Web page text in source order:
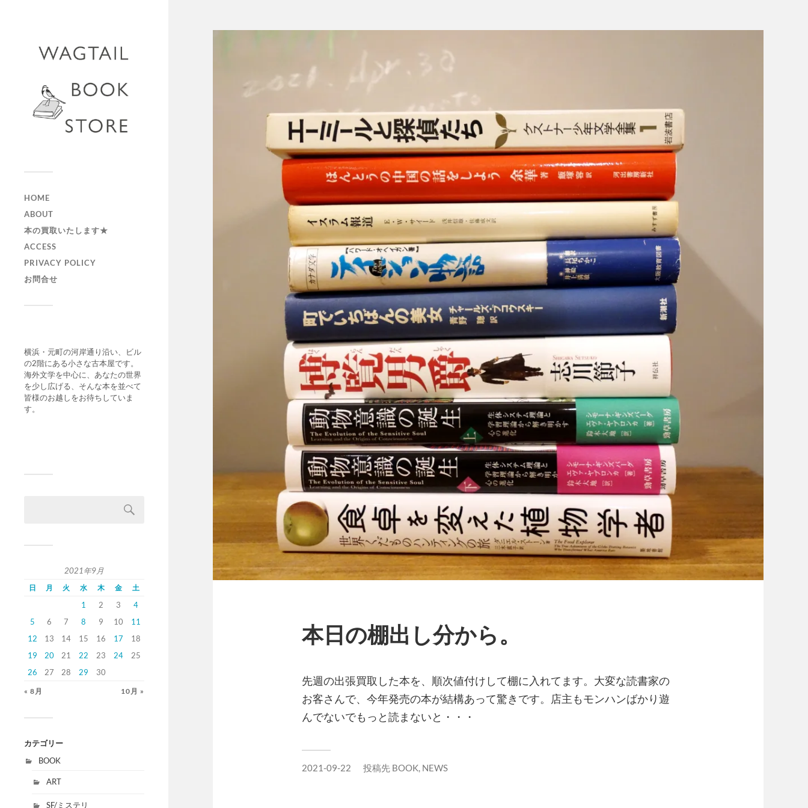
HOME
ABOUT
本の買取いたします★
ACCESS
PRIVACY POLICY
お問合せ
横浜・元町の河岸通り沿い、ビル
の2階にある小さな古本屋です。
海外文学を中心に、あなたの世界
を少し広げる、そんな本を並べて
皆様のお越しをお待ちしていま
す。
2021年9月
日 月 火 水 木 金 土
1 2 3
4
5
6 7 8 9 10
11
12
13 14 15 16 17
18
19
20 21 22 23 24
25
26
27 28 29 30
« 8月 10月 »
カテゴリー
BOOK
ART
SF/ミステリ
本日の棚出し分から。
先週の出張買取した本を、順次値付けして棚に入れてます。大変な読書家の
お客さんで、今年発売の本が結構あって驚きです。店主もモンハンばかり遊
んでないでもっと読まないと・・・
2021-09-22 投稿先 BOOK, NEWS